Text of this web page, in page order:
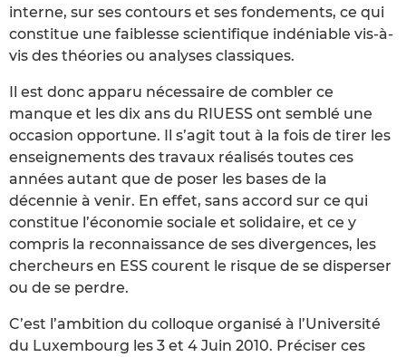
interne, sur ses contours et ses fondements, ce qui
constitue une faiblesse scientifique indéniable vis-à-
vis des théories ou analyses classiques.
Il est donc apparu nécessaire de combler ce
manque et les dix ans du RIUESS ont semblé une
occasion opportune. Il s’agit tout à la fois de tirer les
enseignements des travaux réalisés toutes ces
années autant que de poser les bases de la
décennie à venir. En effet, sans accord sur ce qui
constitue l’économie sociale et solidaire, et ce y
compris la reconnaissance de ses divergences, les
chercheurs en ESS courent le risque de se disperser
ou de se perdre.
C’est l’ambition du colloque organisé à l’Université
du Luxembourg les 3 et 4 Juin 2010. Préciser ces